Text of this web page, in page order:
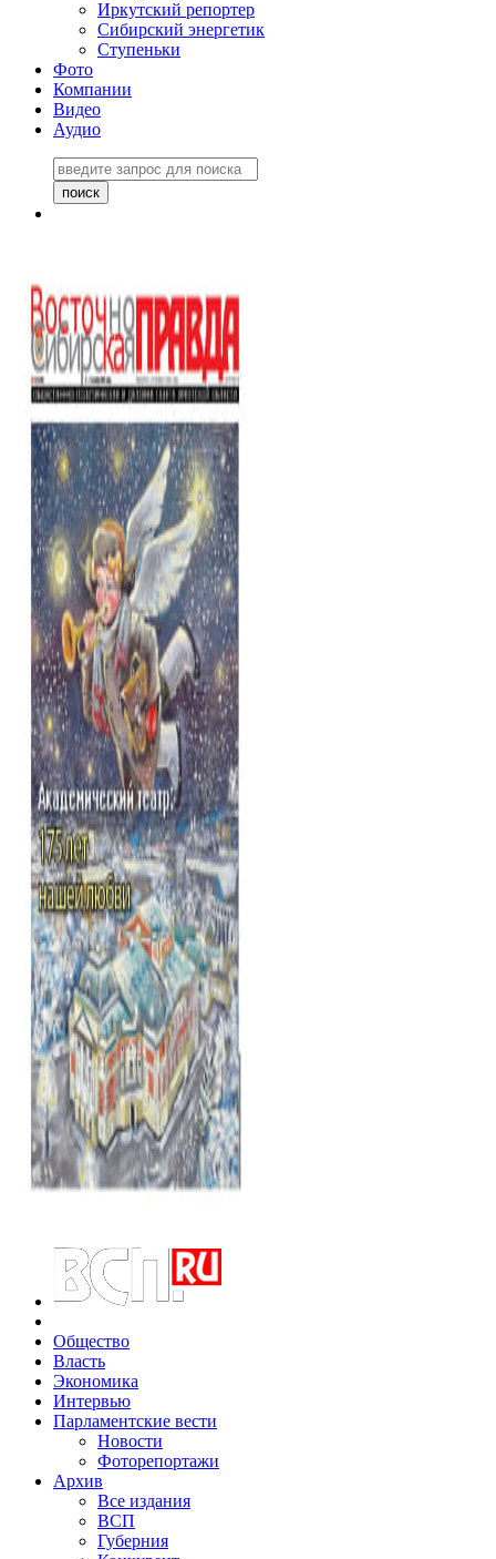
Иркутский репортер
Сибирский энергетик
Ступеньки
Фото
Компании
Видео
Аудио
Общество
Власть
Экономика
Интервью
Парламентские вести
Новости
Фоторепортажи
Архив
Все издания
ВСП
Губерния